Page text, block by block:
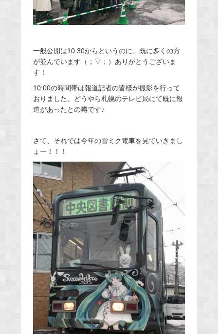
一般公開は10:30からというのに、既に多くの方
が並んでいます（；▽；）ありがとうございま
す！
10:00の時間帯は報道記者の皆様が撮影を行って
おりました。どうやら札幌のテレビ局にて既に報
道があったとの噂です♪
さて、それでは今年の雪ミク電車を見ていきまし
ょー！！！